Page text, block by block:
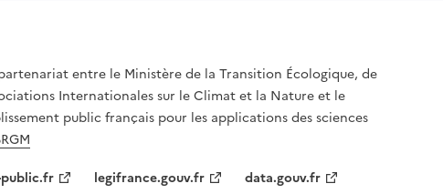
entre le Ministère de la Transition Écologique, de
Internationales sur le Climat et la Nature et le
public français pour les applications des sciences
legifrance.gouv.fr data.gouv.fr